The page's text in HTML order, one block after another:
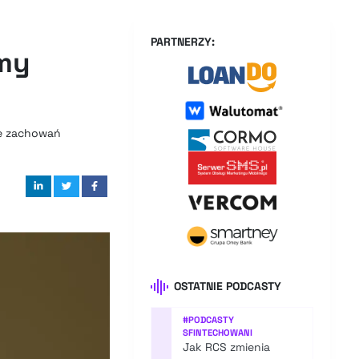
zachowań
PARTNERZY:
OSTATNIE PODCASTY
#PODCASTY
SFINTECHOWANI
Jak RCS zmienia